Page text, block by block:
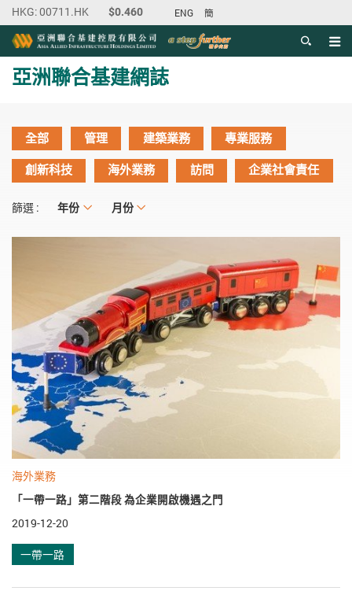
ENG 簡
目錄
主内容開始
亞洲聯合基建網誌
全部 管理 建築業務
專業服務
創新科技
海外業務 訪問 企業社會責任
篩選 : 年份
年份 月份
月份
海外業務
「一帶一路」第二階段 為企業開啟機遇之門
2019-12-20
一帶一路